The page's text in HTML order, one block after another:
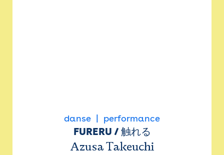
danse performance
FURERU / 触れる
Azusa Takeuchi